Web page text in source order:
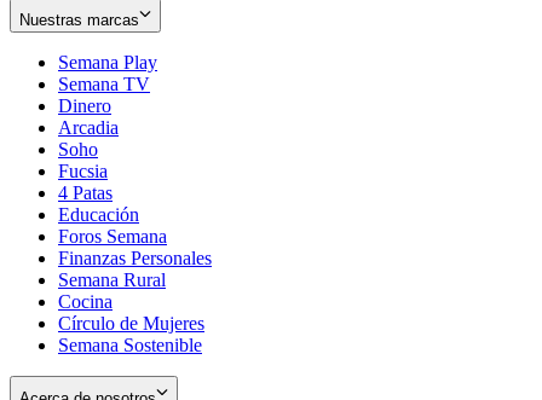
Nuestras marcas
Semana Play
Semana TV
Dinero
Arcadia
Soho
in
new
window
Fucsia
in
new
window
4 Patas
Educación
Foros Semana
Finanzas Personales
Semana Rural
Cocina
Círculo de Mujeres
Semana Sostenible